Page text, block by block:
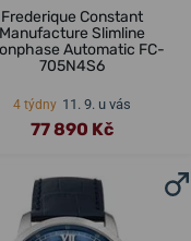
Frederique Constant
Manufacture Slimline
Automatic FC-
705N4S6
4 týdny 11. 9. u vás
77 890 Kč